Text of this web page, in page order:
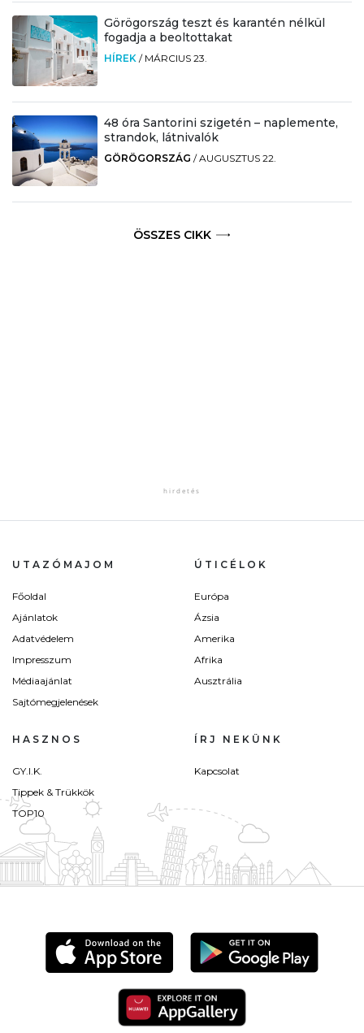
Görögország teszt és karantén nélkül
fogadja a beoltottakat
HÍREK / MÁRCIUS 23.
48 óra Santorini szigetén – naplemente,
strandok, látnivalók
GÖRÖGORSZÁG /AUGUSZTUS 22.
ÖSSZES CIKK
UTAZÓMAJOM
Főoldal
Ajánlatok
Adatvédelem
Impresszum
Médiaajánlat
Sajtómegjelenések
ÚTICÉLOK
Európa
Ázsia
Amerika
Afrika
Ausztrália
HASZNOS
GY.I.K.
Tippek & Trükkök
TOP10
ÍRJ NEKÜNK
Kapcsolat